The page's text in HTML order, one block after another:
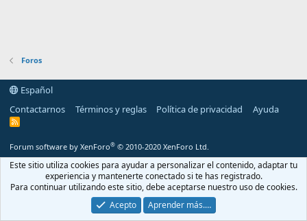
Foros
Español
Contactarnos
Términos y reglas Política de privacidad Ayuda
R
Forum software by XenForo® © 2010-2020 XenForo Ltd.
Este sitio utiliza cookies para ayudar a personalizar el contenido, adaptar tu
experiencia y mantenerte conectado si te has registrado.
Para continuar utilizando este sitio, debe aceptarse nuestro uso de cookies.
Acepto
Aprender más.…